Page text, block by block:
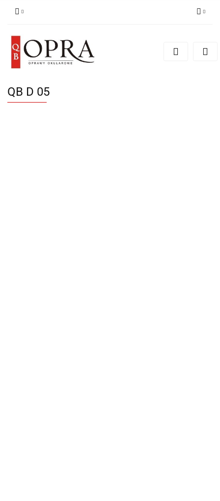
QB D 05